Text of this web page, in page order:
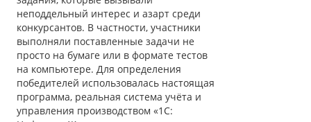
неподдельный интерес и азарт среди
конкурсантов. В частности, участники
выполняли поставленные задачи не
просто на бумаге или в формате тестов
на компьютере. Для определения
победителей использовалась настоящая
программа, реальная система учёта и
управления производством «1С: